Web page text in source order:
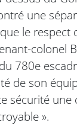
une
le
colonel
780e
de son
sécurité une
».